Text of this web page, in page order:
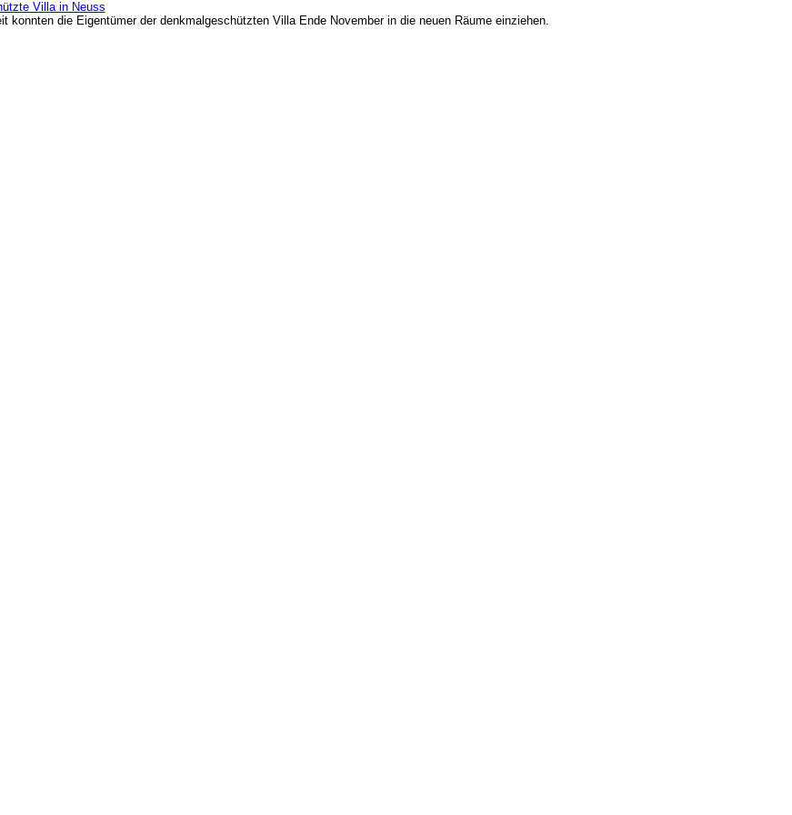
Villa in Neuss
konnten die Eigentümer der denkmalgeschützten Villa Ende November in die neuen Räume einziehen.